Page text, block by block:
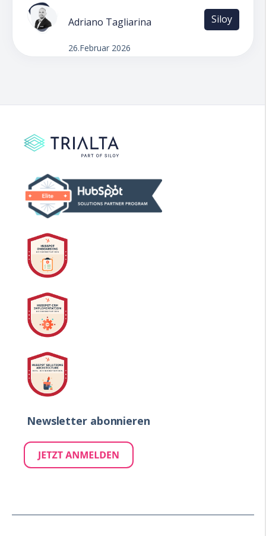
Adriano Tagliarina
26.Februar 2026
Siloy
Newsletter abonnieren